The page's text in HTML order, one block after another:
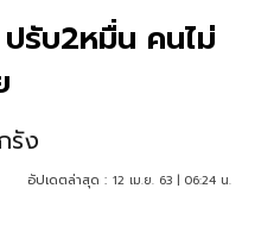
รับ2หมื่น คนไม่
รัง
อัปเดตล่าสุด : 12 เม.ย. 63 | 06:24 น.